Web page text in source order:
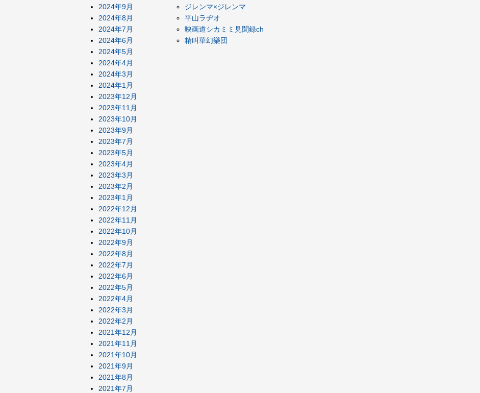
2024年9月
2024年8月
2024年7月
2024年6月
2024年5月
2024年4月
2024年3月
2024年1月
2023年12月
2023年11月
2023年10月
2023年9月
2023年7月
2023年5月
2023年4月
2023年3月
2023年2月
2023年1月
2022年12月
2022年11月
2022年10月
2022年9月
2022年8月
2022年7月
2022年6月
2022年5月
2022年4月
2022年3月
2022年2月
2021年12月
2021年11月
2021年10月
2021年9月
2021年8月
2021年7月
ジレンマ×ジレンマ
平山ラヂオ
映画道シカミミ見聞録ch
精叫華幻樂団